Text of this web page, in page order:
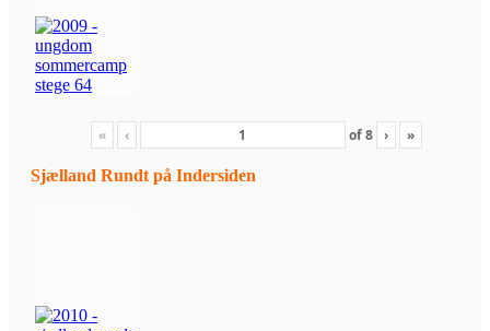
« ‹ of8 › »
Sjælland Rundt på Indersiden